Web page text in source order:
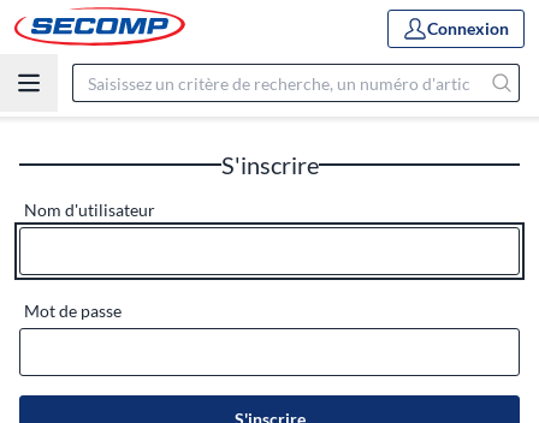
Connexion
S'inscrire
Nom d'utilisateur
Mot de passe
S'inscrire